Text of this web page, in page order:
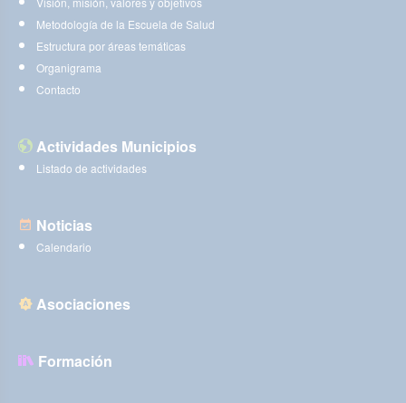
Metodología de la Escuela de Salud
Estructura por áreas temáticas
Organigrama
Contacto
Actividades Municipios
Listado de actividades
Noticias
Calendario
Asociaciones
Formación